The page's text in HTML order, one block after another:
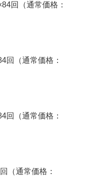
回（通常価格：
回（通常価格：
回（通常価格：
（通常価格：